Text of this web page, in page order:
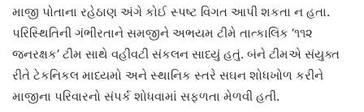
માજી પોતાના રહેઠાણ અંગે કોઈ સ્પષ્ટ વિગત આપી શકતા ન હતા.
પરિસ્થિતિની ગંભીરતાને સમજીને અભયમ ટીમે તાત્કાલિક ‘૧૧૨
જનરક્ષક’ ટીમ સાથે વહીવટી સંકલન સાધ્યું હતું. બંને ટીમએ સંયુક્ત
રીતે ટેકનિકલ માધ્યમો અને સ્થાનિક સ્તરે સઘન શોધખોળ કરીને
માજીના પરિવારનો સંપર્ક શોધવામાં સફળતા મેળવી હતી.